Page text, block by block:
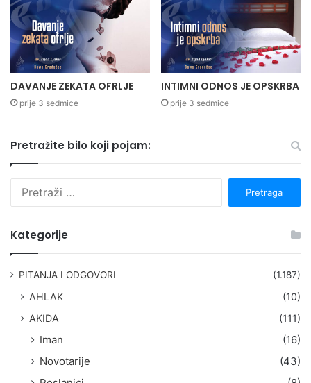
DAVANJE ZEKATA OFRLJE
prije 3 sedmice
INTIMNI ODNOS JE OPSKRBA
prije 3 sedmice
Pretražite bilo koji pojam:
Kategorije
PITANJA I ODGOVORI (1.187)
AHLAK
(10)
AKIDA
(111)
Iman
(16)
Novotarije
(43)